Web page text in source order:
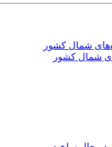
شمال کشور